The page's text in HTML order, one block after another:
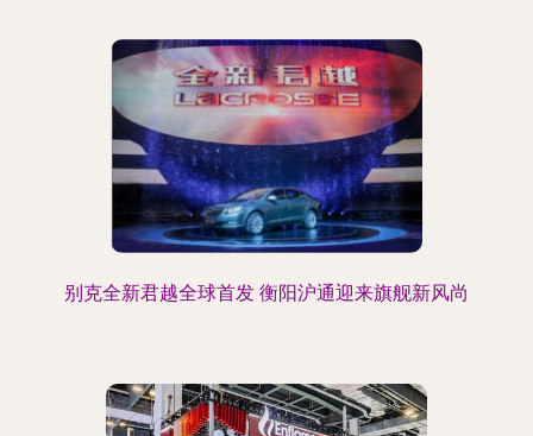
别克全新君越全球首发 衡阳沪通迎来旗舰新风尚